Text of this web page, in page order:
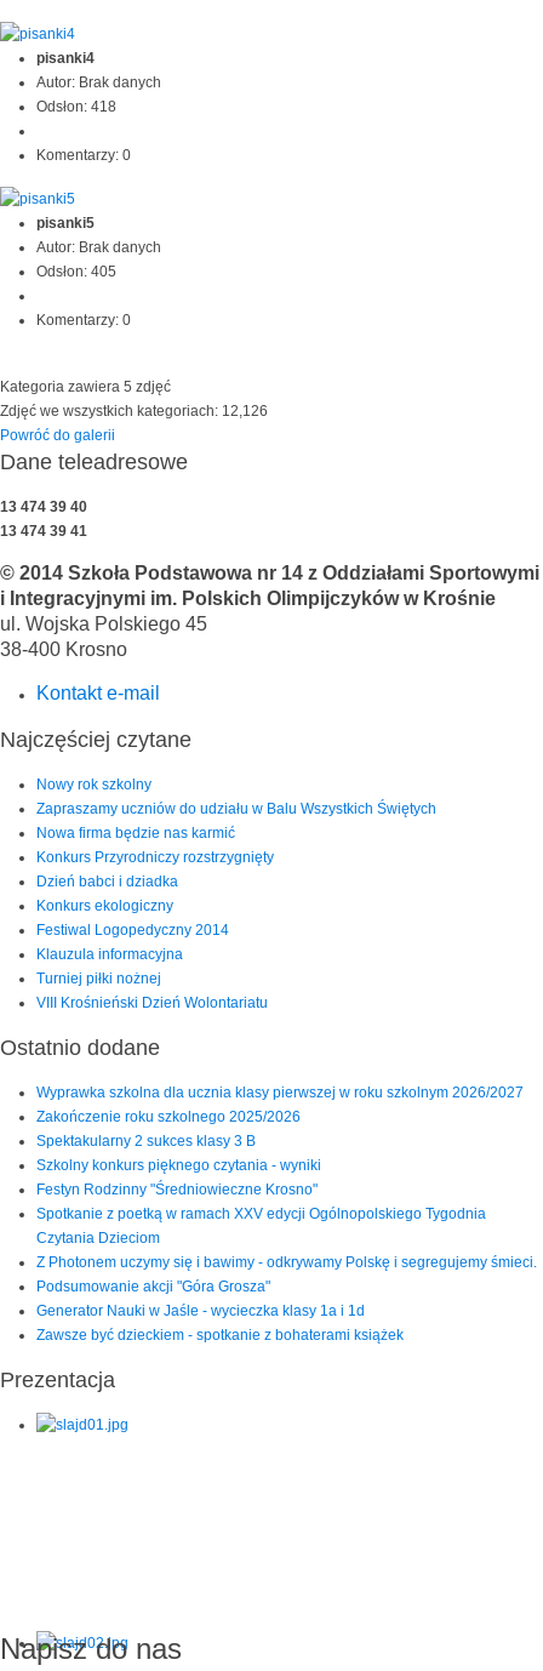
pisanki4
Autor: Brak danych
Odsłon: 418
Komentarzy: 0
pisanki5
Autor: Brak danych
Odsłon: 405
Komentarzy: 0
Kategoria zawiera 5 zdjęć
Zdjęć we wszystkich kategoriach: 12,126
Powróć do galerii
Dane teleadresowe
13 474 39 40
13 474 39 41
© 2014 Szkoła Podstawowa nr 14 z Oddziałami Sportowymi
i Integracyjnymi im. Polskich Olimpijczyków w Krośnie
ul. Wojska Polskiego 45
38-400 Krosno
Kontakt e-mail
Najczęściej czytane
Nowy rok szkolny
Zapraszamy uczniów do udziału w Balu Wszystkich Świętych
Nowa firma będzie nas karmić
Konkurs Przyrodniczy rozstrzygnięty
Dzień babci i dziadka
Konkurs ekologiczny
Festiwal Logopedyczny 2014
Klauzula informacyjna
Turniej piłki nożnej
VIII Krośnieński Dzień Wolontariatu
Ostatnio dodane
Wyprawka szkolna dla ucznia klasy pierwszej w roku szkolnym 2026/2027
Zakończenie roku szkolnego 2025/2026
Spektakularny 2 sukces klasy 3 B
Szkolny konkurs pięknego czytania - wyniki
Festyn Rodzinny "Średniowieczne Krosno"
Spotkanie z poetką w ramach XXV edycji Ogólnopolskiego Tygodnia
Czytania Dzieciom
Z Photonem uczymy się i bawimy - odkrywamy Polskę i segregujemy śmieci.
Podsumowanie akcji "Góra Grosza"
Generator Nauki w Jaśle - wycieczka klasy 1a i 1d
Zawsze być dzieckiem - spotkanie z bohaterami książek
Prezentacja
Napisz do nas